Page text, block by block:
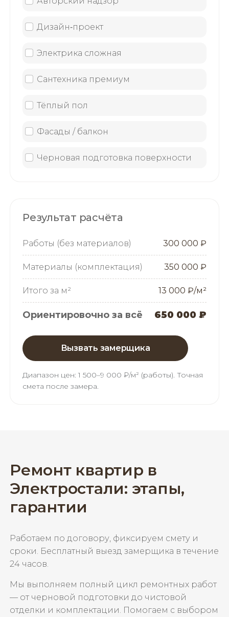
Дизайн‑проект
Электрика сложная
Сантехника премиум
Тёплый пол
Фасады / балкон
Черновая подготовка поверхности
Результат расчёта
Работы (без материалов) 300 000 ₽
Материалы (комплектация) 350 000 ₽
Итого за м² 13 000 ₽/м²
Ориентировочно за всё 650 000 ₽
Вызвать замерщика
Диапазон цен:1 500–9 000 ₽/м² (работы). Точная
смета после замера.
Ремонт квартир в
Электростали: этапы,
гарантии
Работаем по договору, фиксируем смету и
сроки. Бесплатный выезд замерщика в течение
24 часов.
Мы выполняем полный цикл ремонтных работ
— от черновой подготовки до чистовой
отделки и комплектации. Помогаем с выбором